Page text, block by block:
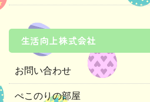
生活向上株式会社
お問い合わせ
ぺこのりの部屋